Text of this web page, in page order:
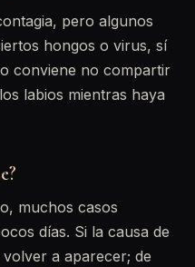
pero algunos
hongos o virus, sí
conviene no compartir
labios mientras haya
muchos casos
días. Si la causa de
a aparecer; de